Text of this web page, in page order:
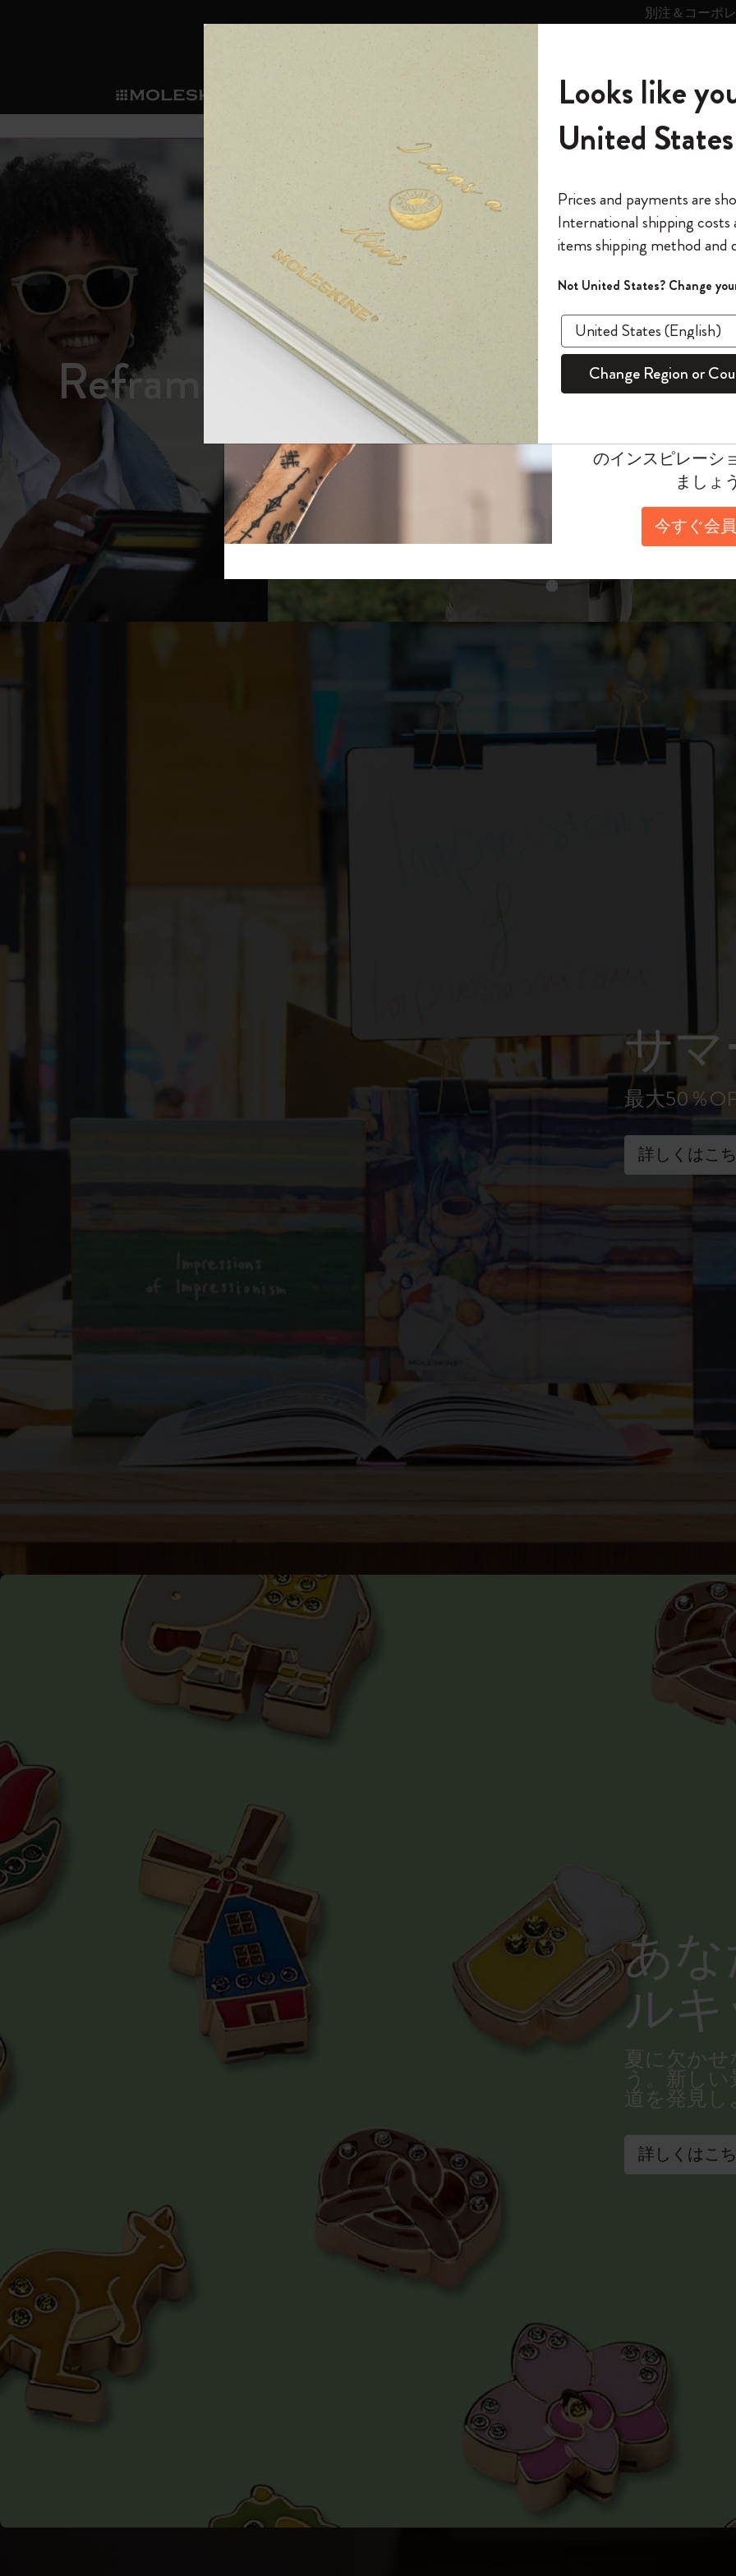
別注＆コーポ
ショ
新商品
ノートブック
ノートブック
The Original Notebook
ミニノートブックチャーム
カイエ ＆ ジャーナル
セット
パッションジャーナル
スチューデントカイエジャーナル
ダイアリー
サブカテゴリ
ダイアリー
パーソナル・ダイアリー
12カ月ダイアリー
15ヶ月プランナー
ウィークリープランナー
デイリープランナー
マンスリープランナー
ライフプランナー・コレクション
モレスキンスマート
サブカテゴリ
すべて見る
スマートライティング・システム
モレスキンスマートスマートとは
アプリ・サービス
ライティングツール
サブカテゴリ
モレスキンスマート
Blackwing x モレスキン
Kaweco x モレスキン
ペン & ペンシル
限定版ノートブック
サブカテゴリ
Reframe サングラス
ムーミン コレクション
キム・ジョンギコレクション
「Alice's Adventures in Wonderland」コレ
『ロード・オブ・ザ・リング』コレク
カラーパターン ノートブック
サクラコレクション
馬年コレクション
ISSEY MIYAKE | モレスキン のコレク
ナサにインスパイアされたコレクショ
ン
ピーナッツ限定コレクション
Mardi Mercredi × モレスキン
ハリー・ポッターの呪文コレクション
キム・ジョンギコレクション
Impressions of Impressionism コレクショ
ン
カサ・バトリョ 限定版コレクション
ゴッホ美術館
すべて見る
バックパック
限定版バックパック
Shopper paper – made Collection
ギフト
サブカテゴリ
アートを愛する方への贈り物
プロフェッショナルへの贈り物
ミニマリストへの贈り物
マキシマリストへの贈り物
健康を愛する方への贈り物です
趣味を愛する方へのギフト
ピン
サブカテゴリ
カントリー・テーマ・ピンズ・コレク
ション
パッチ
サブカテゴリ
プライドをいつも胸に
Mardi Mercredi × モレスキン
すべて見る
スマートライティング・シス
テム
サブカテゴリ
スマートライティング・システム
スマートノートブック
スマートダイアリー
モレスキンスマートスマート
とは
アプリ・サービス
サブカテゴリ
Notes
モレスキン Journal
モレスキン Planner
パーソナライズサ
ービス
サブカテゴリ
カスタムダイアリー
カスタムノートブック
パッチ
和紙テープ
ミニノートブックチャーム
別注＆コーポレートギフト
リー
の世界
サブカテゴリ
モレスキンメンバーシップ
我々の歴史
モレスキンのマニフェスト
ペンと紙の力
持続可能な創造性
Detour
今すぐメンバー登録
ウェルカムオファー: 次回のご購入時に10% オフと送料無料
通常特典: パーソナライズの2冊ご購入で1冊無料
バースデー特典: 1回限りの割引（1ヶ月有効）
先行プレビュー: 新作コレクションへの先行アクセス
伝説的なお得情報: 会員限定の特別サプライズ
セールへの早期アクセス: お得な情報をいち早くチェック
モレスキン限定イベント: 優先アクセス
返品期間の延長: 1ヶ月間
モレスキンの世界
*メールアドレス
*パスワード
このデバイスで情
ログイン
6,500円以上のご購入で送料無料
あるページから始まる物語
Reframe Sunglasses（リフレ
あなたにぴったりの一本を選ぼう
ス
スライド表示2
スライド表示3
スライド表示4
スライド表示5
サ
最大50％
詳しくはこ
あ
ル
夏に欠か
う。新し
道を発見し
詳しくはこ
モレスキンの世
今すぐ会員登録
「WELCOME10」
回注文が10%オフ
ます。セール・ア
適用
のインスピレーシ
ましょ
今すぐ会
Looks like
United States
Prices and payments are
International shipping costs
items shipping method and
Not United States? Change
Change Region or